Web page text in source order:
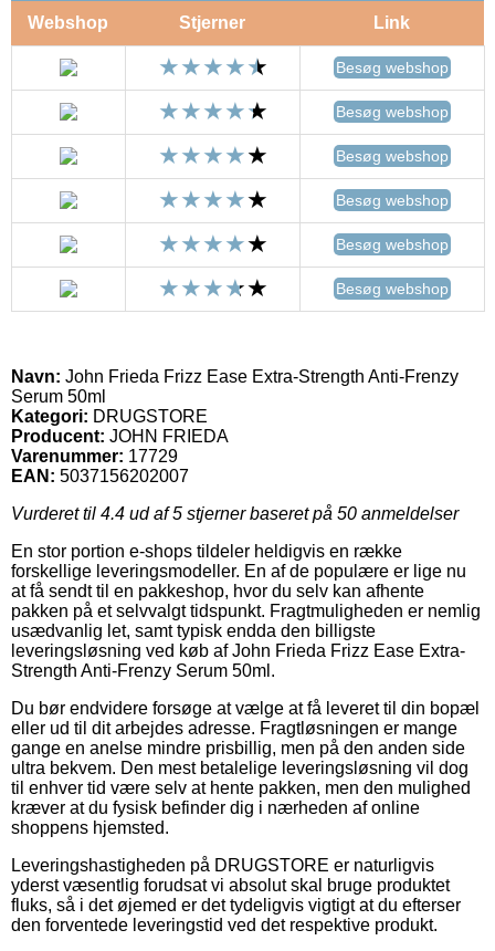
Webshop Stjerner Link
Besøg webshop
Besøg webshop
Besøg webshop
Besøg webshop
Besøg webshop
Besøg webshop
Navn: John Frieda Frizz Ease Extra-Strength Anti-Frenzy
Serum 50ml
Kategori: DRUGSTORE
Producent: JOHN FRIEDA
Varenummer: 17729
EAN: 5037156202007
Vurderet til 4.4 ud af 5 stjerner baseret på 50 anmeldelser
En stor portion e-shops tildeler heldigvis en række
forskellige leveringsmodeller. En af de populære er lige nu
at få sendt til en pakkeshop, hvor du selv kan afhente
pakken på et selvvalgt tidspunkt. Fragtmuligheden er nemlig
usædvanlig let, samt typisk endda den billigste
leveringsløsning ved køb af John Frieda Frizz Ease Extra-
Strength Anti-Frenzy Serum 50ml.
Du bør endvidere forsøge at vælge at få leveret til din bopæl
eller ud til dit arbejdes adresse. Fragtløsningen er mange
gange en anelse mindre prisbillig, men på den anden side
ultra bekvem. Den mest betalelige leveringsløsning vil dog
til enhver tid være selv at hente pakken, men den mulighed
kræver at du fysisk befinder dig i nærheden af online
shoppens hjemsted.
Leveringshastigheden på DRUGSTORE er naturligvis
yderst væsentlig forudsat vi absolut skal bruge produktet
fluks, så i det øjemed er det tydeligvis vigtigt at du efterser
den forventede leveringstid ved det respektive produkt.